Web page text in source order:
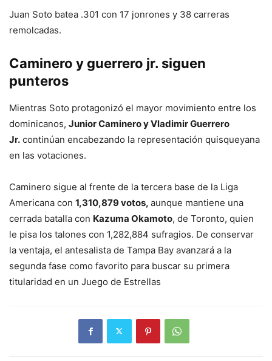
Juan Soto batea .301 con 17 jonrones y 38 carreras
remolcadas.
Caminero y guerrero jr. siguen
punteros
Mientras Soto protagonizó el mayor movimiento entre los
dominicanos, Junior Caminero y Vladimir Guerrero
Jr. continúan encabezando la representación quisqueyana
en las votaciones.
Caminero sigue al frente de la tercera base de la Liga
Americana con 1,310,879 votos, aunque mantiene una
cerrada batalla con Kazuma Okamoto, de Toronto, quien
le pisa los talones con 1,282,884 sufragios. De conservar
la ventaja, el antesalista de Tampa Bay avanzará a la
segunda fase como favorito para buscar su primera
titularidad en un Juego de Estrellas